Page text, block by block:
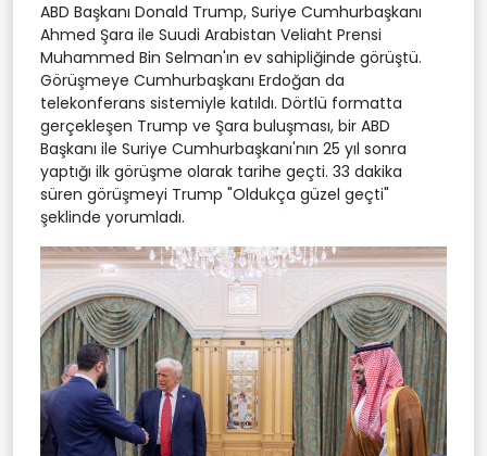
ABD Başkanı Donald Trump, Suriye Cumhurbaşkanı
Ahmed Şara ile Suudi Arabistan Veliaht Prensi
Muhammed Bin Selman'ın ev sahipliğinde görüştü.
Görüşmeye Cumhurbaşkanı Erdoğan da
telekonferans sistemiyle katıldı. Dörtlü formatta
gerçekleşen Trump ve Şara buluşması, bir ABD
Başkanı ile Suriye Cumhurbaşkanı'nın 25 yıl sonra
yaptığı ilk görüşme olarak tarihe geçti. 33 dakika
süren görüşmeyi Trump "Oldukça güzel geçti"
şeklinde yorumladı.